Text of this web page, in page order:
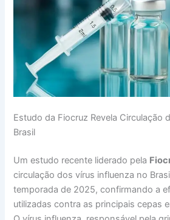
Estudo da Fiocruz Revela Circulação
Brasil
Um estudo recente liderado pela
circulação dos vírus influenza no
temporada de 2025, confirmando a
utilizadas contra as principais cepas